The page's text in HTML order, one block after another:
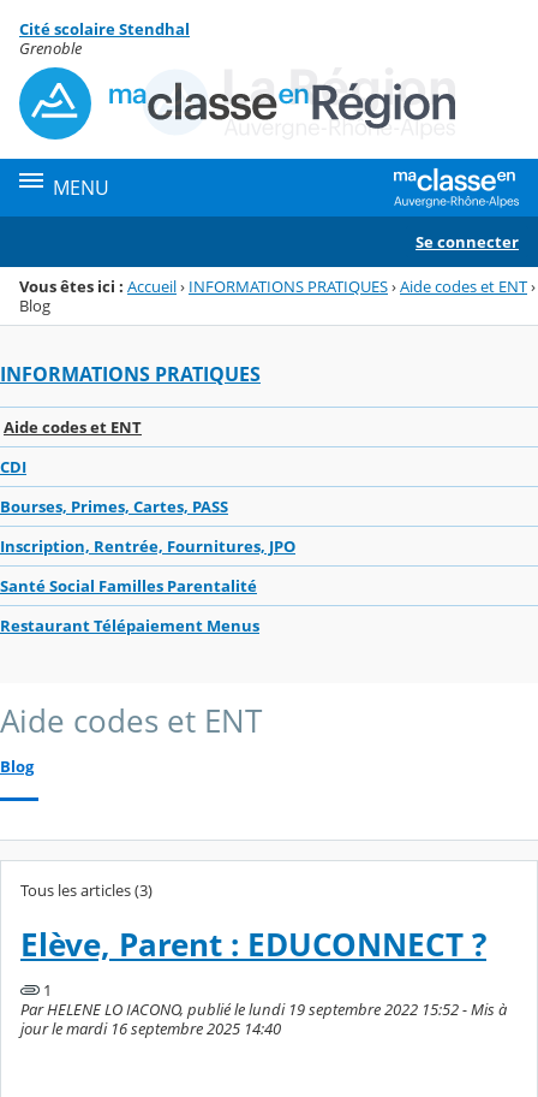
Menu de la rubrique
Contenu
Cité scolaire Stendhal
Grenoble
MENU
Se connecter
Vous êtes ici : Accueil› INFORMATIONS PRATIQUES›Aide codes et ENT›
Blog
INFORMATIONS PRATIQUES
Aide codes et ENT
CDI
Bourses, Primes, Cartes, PASS
Inscription, Rentrée, Fournitures, JPO
Santé Social Familles Parentalité
Restaurant Télépaiement Menus
Aide codes et ENT
Blog
Tous les articles (3)
Elève, Parent : EDUCONNECT ?
1
Par HELENE LO IACONO, publié le lundi 19 septembre 2022 15:52 - Mis à
jour le mardi 16 septembre 2025 14:40